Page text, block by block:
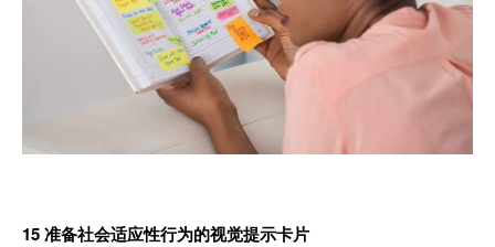
15准备社会适应性行为的视觉提示卡片